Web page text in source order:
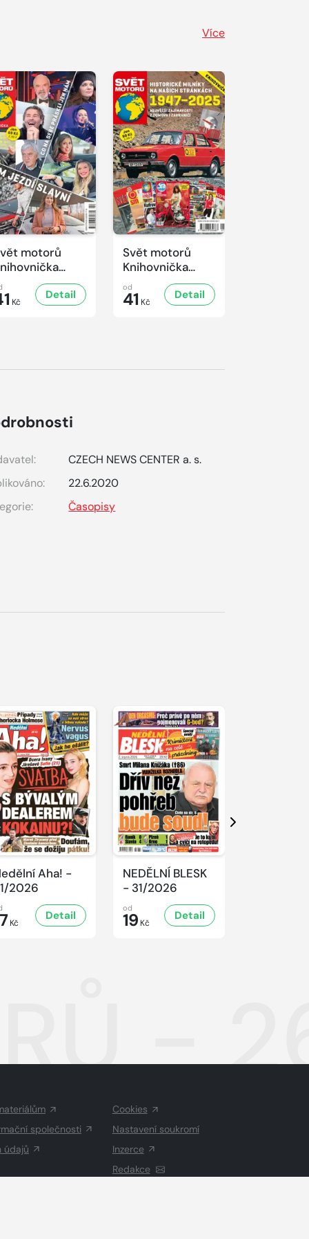
Více
motorů
2/2025
Kč
Detail
Svět motorů
Knihovnička
1/2025
od
41 Kč
Detail
CZECH NEWS CENTER a. s.
22.6.2020
Časopisy
Aha! -
2026
Kč
Detail
NEDĚLNÍ BLESK
- 31/2026
od
19 Kč
Detail
Další
-
společnosti
údajů
Cookies
Nastavení soukromí
Inzerce
Redakce